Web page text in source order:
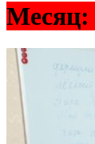
Месяц: